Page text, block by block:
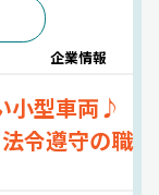
企業情報
小型車両♪
令遵守の職